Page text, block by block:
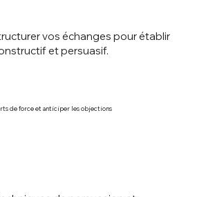
vos échanges pour établir
et persuasif.
de force et anticiper les objections